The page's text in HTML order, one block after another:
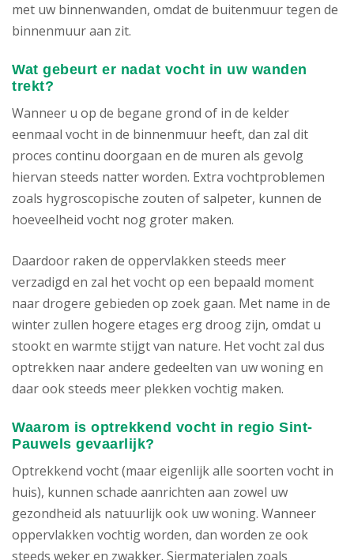
met uw binnenwanden, omdat de buitenmuur tegen de
binnenmuur aan zit.
Wat gebeurt er nadat vocht in uw wanden
trekt?
Wanneer u op de begane grond of in de kelder
eenmaal vocht in de binnenmuur heeft, dan zal dit
proces continu doorgaan en de muren als gevolg
hiervan steeds natter worden. Extra vochtproblemen
zoals hygroscopische zouten of salpeter, kunnen de
hoeveelheid vocht nog groter maken.
Daardoor raken de oppervlakken steeds meer
verzadigd en zal het vocht op een bepaald moment
naar drogere gebieden op zoek gaan. Met name in de
winter zullen hogere etages erg droog zijn, omdat u
stookt en warmte stijgt van nature. Het vocht zal dus
optrekken naar andere gedeelten van uw woning en
daar ook steeds meer plekken vochtig maken.
Waarom is optrekkend vocht in regio Sint-
Pauwels gevaarlijk?
Optrekkend vocht (maar eigenlijk alle soorten vocht in
huis), kunnen schade aanrichten aan zowel uw
gezondheid als natuurlijk ook uw woning. Wanneer
oppervlakken vochtig worden, dan worden ze ook
steeds weker en zwakker. Siermaterialen zoals